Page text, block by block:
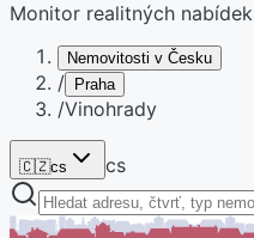
Monitor realitných nabídek
Nemovitosti v Česku
/ Praha
/Vinohrady
🇨🇿cs cs